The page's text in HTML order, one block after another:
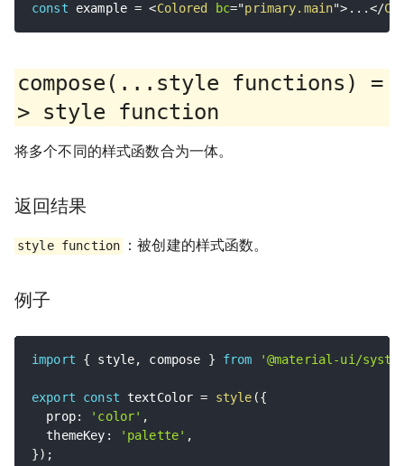
const example = <Colored bc="primary.main"> ...</
compose(...style functions) =
> style function
将多个不同的样式函数合为一体。
返回结果
style function ：被创建的样式函数。
例子
import { style, compose } from '@material-ui/
export const textColor = style ({
  prop
: 'color' ,
  themeKey
: 'palette' ,
}) ;